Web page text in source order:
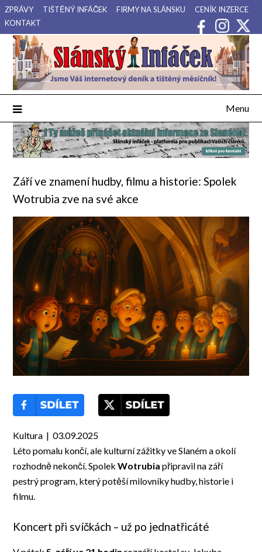
Přejdi
na
obsah
ZPRÁVY TIŠTĚNÝ INFÁČEK FIRMY NA SLÁNSKU
CENÍK INZERCE
KONTAKT
Slánský Infáček
Váš internetový deník a tištěný měsíčník pro Slánsko, Kladensko
a Lounsko.
Menu
Září ve znamení hudby, filmu a historie: Spolek
Wotrubia zve na své akce
Kultura | 03.09.2025
Léto pomalu končí, ale kulturní zážitky ve Slaném a okolí
rozhodně nekončí. SpolekWotrubia připravil na září
pestrý program, který potěší milovníky hudby, historie i
filmu.
Koncert při svíčkách – už po jednatřicáté